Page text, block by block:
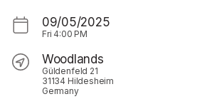
09/05/2025
Fri 4:00 PM
Woodlands
Güldenfeld 21
31134 Hildesheim
Germany